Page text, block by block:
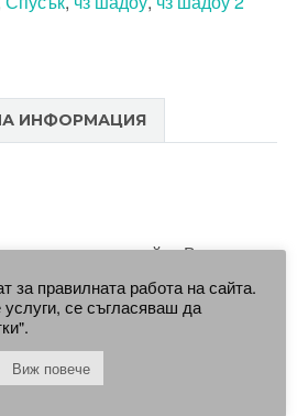
ИНФОРМАЦИЯ
при който Вие
и Бойната пружини.
за правилната работа на сайта.
се съгласяваш да
Виж повече